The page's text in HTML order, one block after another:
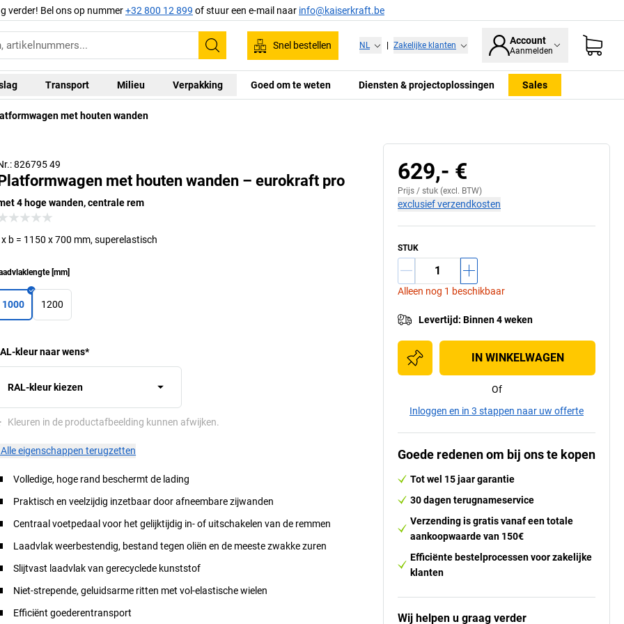
verder! Bel ons op nummer+32 800 12 899 of stuur een e-mail naar info@kaiserkraft.be
Zoeken
Snel bestellen NL Zakelijke klanten Account
Aanmelden
Transport Milieu Verpakking Goed om te weten Diensten & projectoplossingen Sales
met houten wanden
826795 49
met houten wanden – eurokraft pro
4 hoge wanden, centrale rem
x b = 1150 x 700 mm, superelastisch
[mm]
1000 1200
kleur naar wens*
RAL-kleur kiezen
Kleuren in de productafbeelding kunnen afwijken.
Alle eigenschappen terugzetten
Volledige, hoge rand beschermt de lading
Praktisch en veelzijdig inzetbaar door afneembare zijwanden
Centraal voetpedaal voor het gelijktijdig in- of uitschakelen van de remmen
Laadvlak weerbestendig, bestand tegen oliën en de meeste zwakke zuren
Slijtvast laadvlak van gerecyclede kunststof
Niet-strepende, geluidsarme ritten met vol-elastische wielen
Efficiënt goederentransport
629,- €
Prijs / stuk (excl. BTW)
exclusief verzendkosten
STUK
Alleen nog 1 beschikbaar
Levertijd: Binnen 4 weken
IN WINKELWAGEN
Of
Inloggen en in 3 stappen naar uw offerte
Goede redenen om bij ons te kopen
Tot wel 15 jaar garantie
30 dagen terugnameservice
Verzending is gratis vanaf een totale
aankoopwaarde van 150€
Efficiënte bestelprocessen voor zakelijke
klanten
Wij helpen u graag verder